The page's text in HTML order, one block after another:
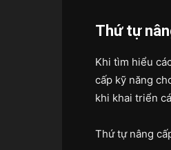
Thứ tự
Khi tìm hiểu
cấp kỹ năng
khi khai triển
Thứ tự nâng